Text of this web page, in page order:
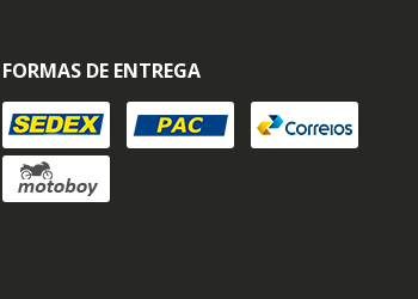
FORMAS DE ENTREGA